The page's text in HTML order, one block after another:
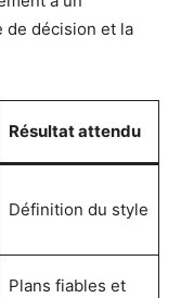
de décision et la
Résultat attendu
Définition du style
Plans fiables et